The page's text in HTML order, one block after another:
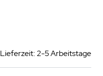
Lieferzeit: 2-5 Arbeitstage